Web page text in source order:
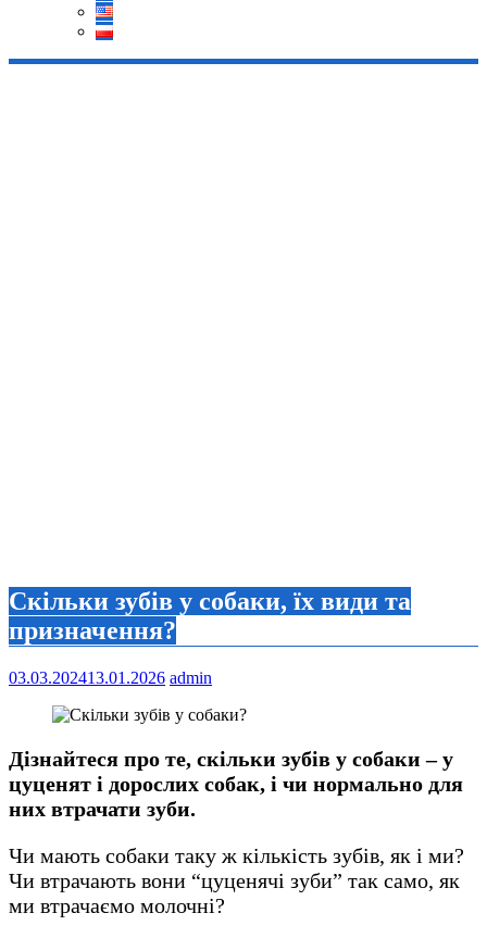
Скільки зубів у собаки, їх види та
призначення?
03.03.202413.01.2026 admin
Дізнайтеся про те, скільки зубів у собаки – у
цуценят і дорослих собак, і чи нормально для
них втрачати зуби.
Чи мають собаки таку ж кількість зубів, як і ми?
Чи втрачають вони “цуценячі зуби” так само, як
ми втрачаємо молочні?